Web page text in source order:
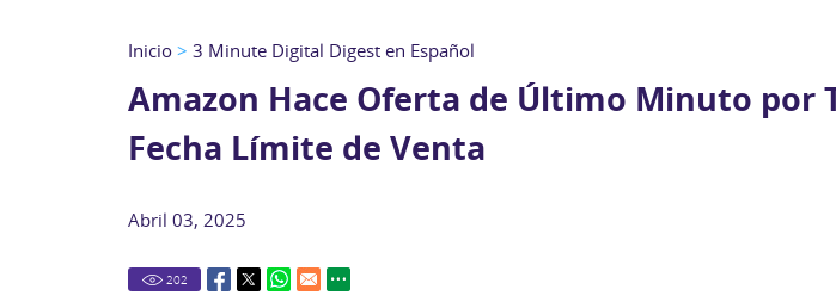
Inicio > 3 Minute Digital Digest en Español
Amazon Hace Oferta de Último Minuto por
Fecha Límite de Venta
Abril 03, 2025
202